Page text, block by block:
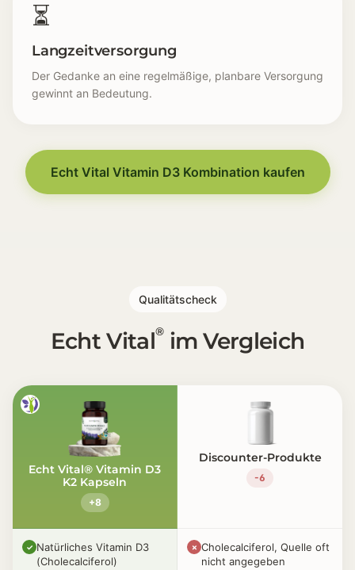
⏳
Langzeitversorgung
Der Gedanke an eine regelmäßige, planbare Versorgung
gewinnt an Bedeutung.
Energie-Gefühl [🔋] Der Alltag fühlt sich weniger
Bewegungs-Routine [🏃] Körperliche Aktivität wirkt
Innenraum-Leben [🏠] Ein Großteil des Tages
Echt Vital Vitamin D3 Kombination kaufen
Qualitätscheck
Echt Vital®im Vergleich
Echt Vital® Vitamin D3
K2 Kapseln
+8
Discounter-Produkte
-6
✓ Natürliches Vitamin D3
(Cholecalciferol)
✗ Cholecalciferol, Quelle oft
nicht angegeben